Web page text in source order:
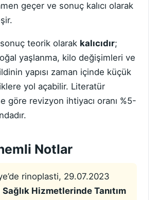
geçer ve sonuç kalıcı olarak
teorik olarak kalıcıdır;
yaşlanma, kilo değişimleri ve
yapısı zaman içinde küçük
yol açabilir. Literatür
göre revizyon ihtiyacı oranı %5-
Notlar
rinoplasti, 29.07.2023
Sağlık Hizmetlerinde Tanıtım